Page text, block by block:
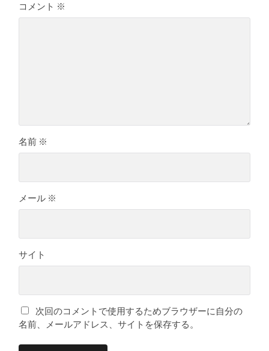
コメント ※
名前 ※
メール ※
サイト
次回のコメントで使用するためブラウザーに自分の
名前、メールアドレス、サイトを保存する。